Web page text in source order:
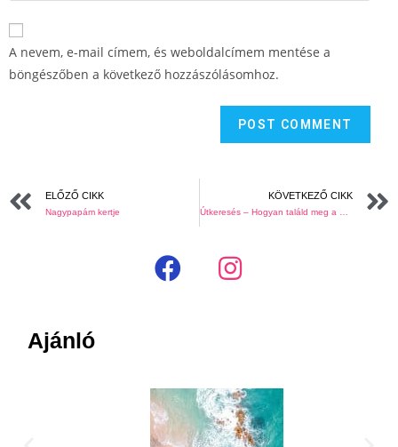
A nevem, e-mail címem, és weboldalcímem mentése a
böngészőben a következő hozzászólásomhoz.
ELŐZŐ CIKK
Nagypapám kertje
KÖVETKEZŐ CIKK
Ajánló